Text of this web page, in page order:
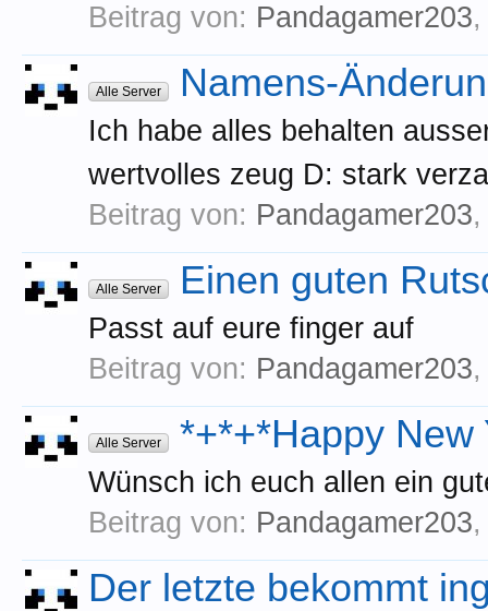
Beitrag von: Pandagamer203
Alle Server Namens-
Ich habe alles behalten
wertvolles zeug D: stark
Beitrag von: Pandagamer203
Alle Server Einen guten
Passt auf eure finger auf
Beitrag von: Pandagamer203
Alle Server *+*+*Happy New
Wünsch ich euch allen ein
Beitrag von: Pandagamer203
Der letzte bekommt